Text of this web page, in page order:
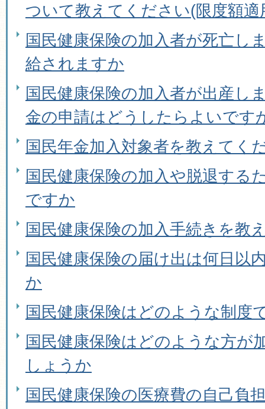
ついて教えてください(限度額適
国民健康保険の加入者が死亡し
給されますか
国民健康保険の加入者が出産し
金の申請はどうしたらよいです
国民年金加入対象者を教えてく
国民健康保険の加入や脱退する
ですか
国民健康保険の加入手続きを教
国民健康保険の届け出は何日以
か
国民健康保険はどのような制度
国民健康保険はどのような方が
しょうか
国民健康保険の医療費の自己負